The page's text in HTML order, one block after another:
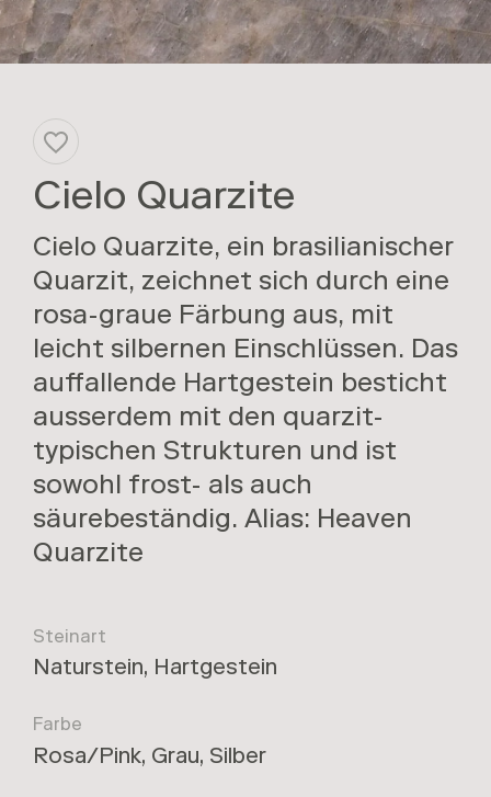
g
a
a
n
e
i
Cielo Quarzite
Cielo Quarzite, ein brasilianischer
Quarzit, zeichnet sich durch eine
rosa-graue Färbung aus, mit
leicht silbernen Einschlüssen. Das
auffallende Hartgestein besticht
ausserdem mit den quarzit-
typischen Strukturen und ist
sowohl frost- als auch
säurebeständig. Alias: Heaven
Quarzite
Steinart
Naturstein, Hartgestein
Farbe
Rosa/Pink, Grau, Silber